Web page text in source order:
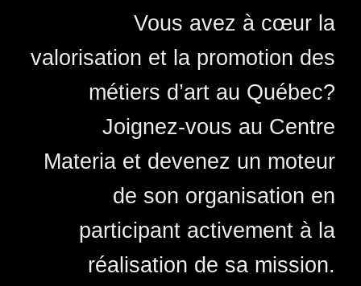
Vous avez à cœur la
valorisation et la promotion des
métiers d’art au Québec?
Joignez-vous au Centre
Materia et devenez un moteur
de son organisation en
participant activement à la
réalisation de sa mission.